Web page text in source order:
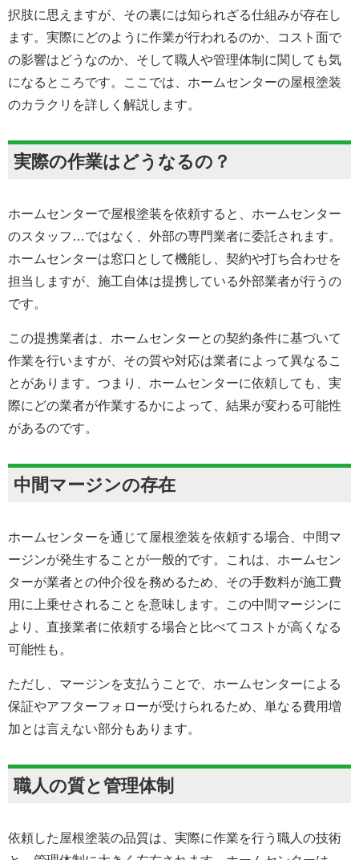
択肢に思えますが、その裏には知られざる仕組みが存在し
ます。実際にどのように作業が行われるのか、コスト面で
の影響はどうなのか、そして職人や管理体制に関しても気
になるところです。ここでは、ホームセンターの屋根塗装
のカラクリを詳しく解説します。
実際の作業はどうなるの？
ホームセンターで屋根塗装を依頼すると、ホームセンター
のスタッフ…ではなく、外部の専門業者に委託されます。
ホームセンターは窓口として機能し、契約や打ち合わせを
担当しますが、施工自体は提携している外部業者が行うの
です。
この提携業者は、ホームセンターとの契約条件に基づいて
作業を行いますが、その質や対応は業者によって異なるこ
とがあります。つまり、ホームセンターに依頼しても、実
際にどの業者が作業するかによって、結果が変わる可能性
があるのです。
中間マージンの存在
ホームセンターを通じて屋根塗装を依頼する場合、中間マ
ージンが発生することが一般的です。これは、ホームセン
ターが業者との仲介役を務めるため、その手数料が施工費
用に上乗せされることを意味します。この中間マージンに
より、直接業者に依頼する場合と比べてコストが高くなる
可能性も。
ただし、マージンを支払うことで、ホームセンターによる
保証やアフターフォローが受けられるため、単なる費用増
加とは言えない部分もあります。
職人の質と管理体制
依頼した屋根塗装の品質は、実際に作業を行う職人の技術